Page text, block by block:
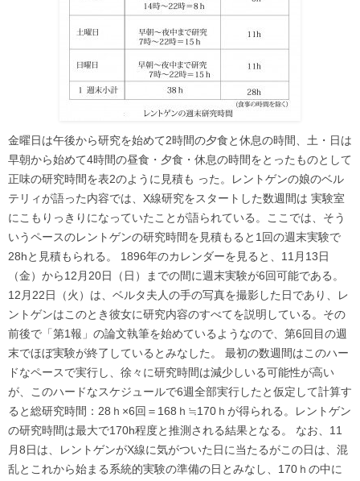
金曜日は午後から研究を始めて2時間の夕食と休息の時間、土・日は
早朝から始めて4時間の昼食・夕食・休息の時間をとったものとして
正味の研究時間を表2のように見積も った。レントゲンの娘のベル
テリィが語った内容では、X線研究をスタートした数週間は 実験室
にこもりっきりになっていたことが語られている。ここでは、そう
いうペースのレントゲンの研究時間を見積もると1回の週末実験で
28hと見積もられる。 1896年のカレンダーを見ると、11月13日
（金）から12月20日（日）までの間に週末実験が6回可能である。
12月22日（火）は、ベルタ夫人の手の写真を撮影した日であり、レ
ントゲンはこのとき彼女に研究内容のすべてを説明している。その
前後で「第1報」の論文執筆を始めているようなので、第6回目の週
末でほぼ実験が終了しているとみなした。 最初の数週間はこのハー
ドなペースで実行し、徐々に研究時間は減少しいる可能性が高い
が、このハードなスケジュールで6週全部実行したと仮定して計算す
ると総研究時間：28ｈ×6回＝168ｈ≒170ｈが得られる。レントゲン
の研究時間は最大で170h程度と推測される結果となる。 なお、11
月8日は、レントゲンがX線に気がついた日に当たるがこの日は、混
乱とこれから始まる系統的実験の準備の日とみなし、170ｈの中に